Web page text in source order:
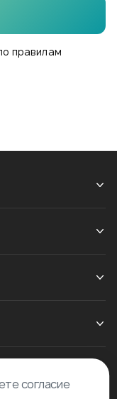
правилам
согласие